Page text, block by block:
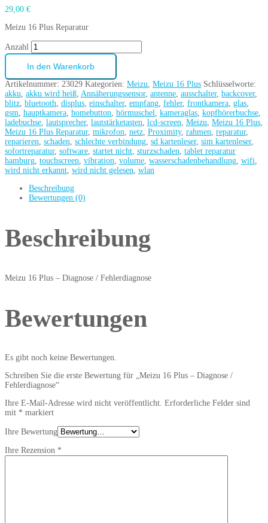
29,00 €
Meizu 16 Plus Reparatur
Anzahl
In den Warenkorb
Artikelnummer: 23029 Kategorien: Meizu, Meizu 16 Plus Schlüsselworte:
akku, akku wird heiß, Annäherungssensor, antenne, ausschalter, backcover,
blitz, bluetooth, displus, einschalter, empfang, fehler, frontkamera, glas,
gsm, hauptkamera, homebutton, hörmuschel, kameraglas, kopfhörerbuchse,
ladebuchse, lautsprecher, lautstärketasten, lcd-screen, Meizu, Meizu 16 Plus,
Meizu 16 Plus Reparatur, mikrofon, netz, Proximity, rahmen, reparatur,
reparieren, schaden, schlechte verbindung, sd kartenleser, sim kartenleser,
sofortreparatur, software, startet nicht, sturzschaden, tablet reparatur
hamburg, touchscreen, vibration, volume, wasserschadenbehandlung, wifi,
wird nicht erkannt, wird nicht gelesen, wlan
Beschreibung
Bewertungen (0)
Beschreibung
Meizu 16 Plus – Diagnose / Fehlerdiagnose
Bewertungen
Es gibt noch keine Bewertungen.
Schreiben Sie die erste Bewertung für „Meizu 16 Plus – Diagnose /
Fehlerdiagnose“
Ihre E-Mail-Adresse wird nicht veröffentlicht. Erforderliche Felder sind
mit * markiert
Ihre Bewertung
Ihre Rezension *